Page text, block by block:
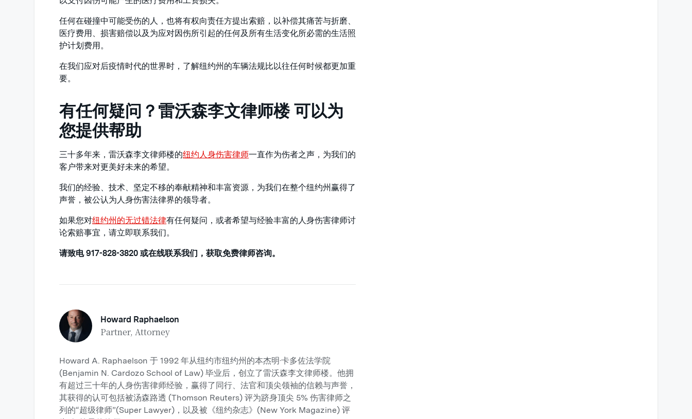
任何在碰撞中可能受伤的人，也将有权向责任方提出索赔，以补偿其痛苦与折磨、
医疗费用、损害赔偿以及为应对因伤所引起的任何及所有生活变化所必需的生活照
护计划费用。
在我们应对后疫情时代的世界时，了解纽约州的车辆法规比以往任何时候都更加重
要。
有任何疑问？雷沃森李文律师楼 可以为
您提供帮助
三十多年来，雷沃森李文律师楼的纽约人身伤害律师一直作为伤者之声，为我们的
客户带来对更美好未来的希望。
我们的经验、技术、坚定不移的奉献精神和丰富资源，为我们在整个纽约州赢得了
声誉，被公认为人身伤害法律界的领导者。
如果您对纽约州的无过错法律有任何疑问，或者希望与经验丰富的人身伤害律师讨
论索赔事宜，请立即联系我们。
请致电 917-828-3820 或在线联系我们，获取免费律师咨询。
Howard Raphaelson
Partner, Attorney
Howard A. Raphaelson 于 1992 年从纽约市纽约州的本杰明·卡多佐法学院
(Benjamin N. Cardozo School of Law) 毕业后，创立了雷沃森李文律师楼。他拥
有超过三十年的人身伤害律师经验，赢得了同行、法官和顶尖领袖的信赖与声誉，
其获得的认可包括被汤森路透 (Thomson Reuters) 评为跻身顶尖 5% 伤害律师之
列的“超级律师”(Super Lawyer)，以及被《纽约杂志》(New York Magazine) 评